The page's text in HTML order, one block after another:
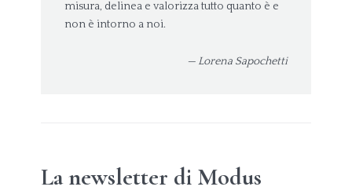
misura, delinea e valorizza tutto quanto è e
non è intorno a noi.
— Lorena Sapochetti
La newsletter di Modus